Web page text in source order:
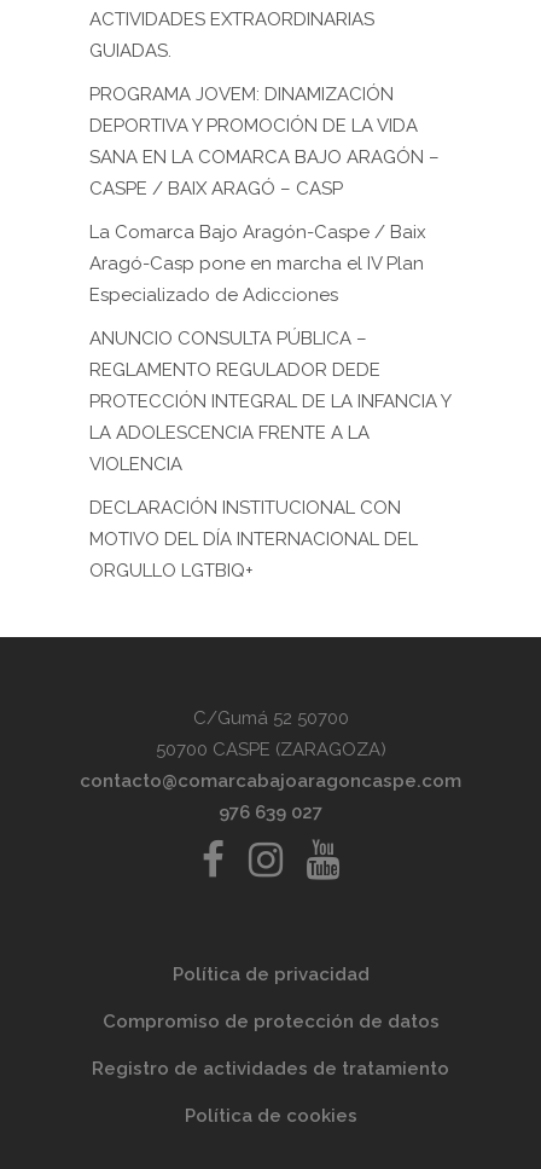
ACTIVIDADES EXTRAORDINARIAS
GUIADAS.
PROGRAMA JOVEM: DINAMIZACIÓN
DEPORTIVA Y PROMOCIÓN DE LA VIDA
SANA EN LA COMARCA BAJO ARAGÓN –
CASPE / BAIX ARAGÓ – CASP
La Comarca Bajo Aragón-Caspe / Baix
Aragó-Casp pone en marcha el IV Plan
Especializado de Adicciones
ANUNCIO CONSULTA PÚBLICA –
REGLAMENTO REGULADOR DEDE
PROTECCIÓN INTEGRAL DE LA INFANCIA Y
LA ADOLESCENCIA FRENTE A LA
VIOLENCIA
DECLARACIÓN INSTITUCIONAL CON
MOTIVO DEL DÍA INTERNACIONAL DEL
ORGULLO LGTBIQ+
C/Gumá 52 50700
50700 CASPE (ZARAGOZA)
contacto@comarcabajoaragoncaspe.com
976 639 027
Política de privacidad
Compromiso de protección de datos
Registro de actividades de tratamiento
Política de cookies